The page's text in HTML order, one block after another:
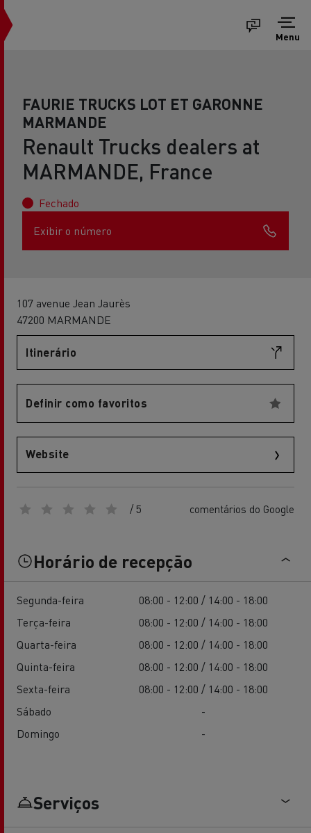
Menu
FAURIE TRUCKS LOT ET GARONNE
MARMANDE
Renault Trucks dealers at
MARMANDE, France
Fechado
Exibir o número
107 avenue Jean Jaurès
47200 MARMANDE
Itinerário
Definir como favoritos
Website
/ 5 comentários do Google
Horário de recepção
Segunda-feira
08:00 - 12:00 / 14:00 - 18:00
Terça-feira
08:00 - 12:00 / 14:00 - 18:00
Quarta-feira
08:00 - 12:00 / 14:00 - 18:00
Quinta-feira
08:00 - 12:00 / 14:00 - 18:00
Sexta-feira
08:00 - 12:00 / 14:00 - 18:00
Sábado
-
Domingo
-
Serviços